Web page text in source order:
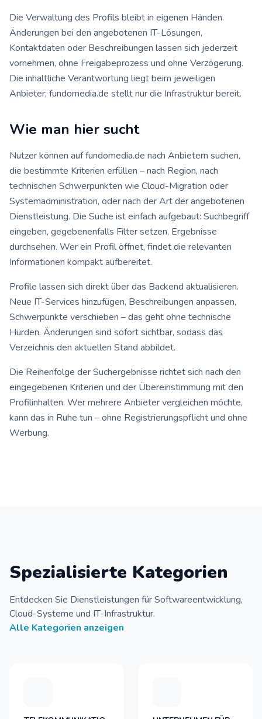
Die Verwaltung des Profils bleibt in eigenen Händen.
Änderungen bei den angebotenen IT-Lösungen,
Kontaktdaten oder Beschreibungen lassen sich jederzeit
vornehmen, ohne Freigabeprozess und ohne Verzögerung.
Die inhaltliche Verantwortung liegt beim jeweiligen
Anbieter; fundomedia.de stellt nur die Infrastruktur bereit.
Wie man hier sucht
Nutzer können auf fundomedia.de nach Anbietern suchen,
die bestimmte Kriterien erfüllen – nach Region, nach
technischen Schwerpunkten wie Cloud-Migration oder
Systemadministration, oder nach der Art der angebotenen
Dienstleistung. Die Suche ist einfach aufgebaut: Suchbegriff
eingeben, gegebenenfalls Filter setzen, Ergebnisse
durchsehen. Wer ein Profil öffnet, findet die relevanten
Informationen kompakt aufbereitet.
Profile lassen sich direkt über das Backend aktualisieren.
Neue IT-Services hinzufügen, Beschreibungen anpassen,
Schwerpunkte verschieben – das geht ohne technische
Hürden. Änderungen sind sofort sichtbar, sodass das
Verzeichnis den aktuellen Stand abbildet.
Die Reihenfolge der Suchergebnisse richtet sich nach den
eingegebenen Kriterien und der Übereinstimmung mit den
Profilinhalten. Wer mehrere Anbieter vergleichen möchte,
kann das in Ruhe tun – ohne Registrierungspflicht und ohne
Werbung.
Spezialisierte Kategorien
Entdecken Sie Dienstleistungen für Softwareentwicklung,
Cloud-Systeme und IT-Infrastruktur.
Alle Kategorien anzeigen